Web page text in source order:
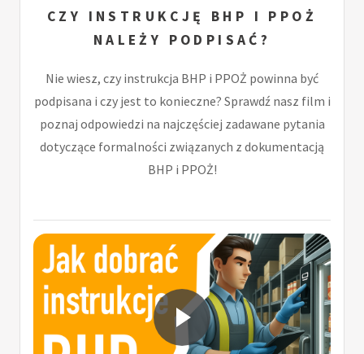
CZY INSTRUKCJĘ BHP I PPOŻ
NALEŻY PODPISAĆ?
Nie wiesz, czy instrukcja BHP i PPOŻ powinna być
podpisana i czy jest to konieczne? Sprawdź nasz film i
poznaj odpowiedzi na najczęściej zadawane pytania
dotyczące formalności związanych z dokumentacją
BHP i PPOŻ!